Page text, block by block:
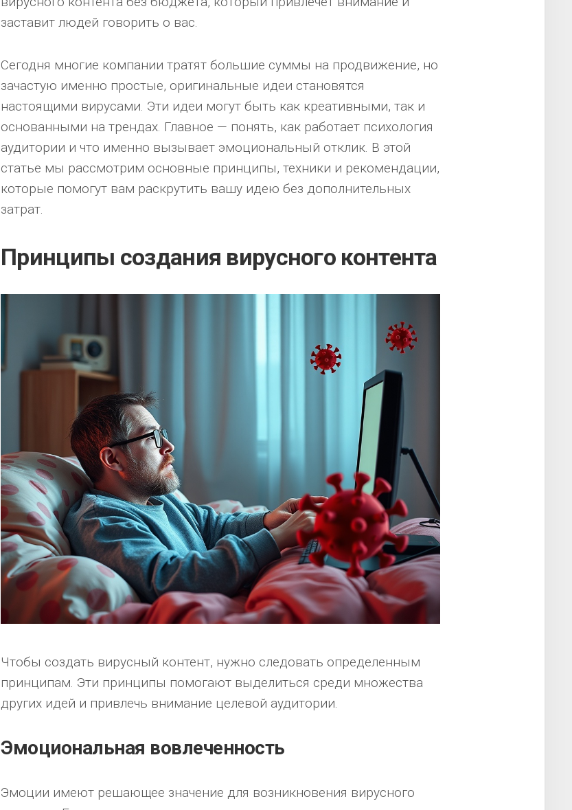
заставит людей говорить о вас.
Сегодня многие компании тратят большие суммы на продвижение, но
зачастую именно простые, оригинальные идеи становятся
настоящими вирусами. Эти идеи могут быть как креативными, так и
основанными на трендах. Главное — понять, как работает психология
аудитории и что именно вызывает эмоциональный отклик. В этой
статье мы рассмотрим основные принципы, техники и рекомендации,
которые помогут вам раскрутить вашу идею без дополнительных
затрат.
Принципы создания вирусного контента
Чтобы создать вирусный контент, нужно следовать определенным
принципам. Эти принципы помогают выделиться среди множества
других идей и привлечь внимание целевой аудитории.
Эмоциональная вовлеченность
Эмоции имеют решающее значение для возникновения вирусного